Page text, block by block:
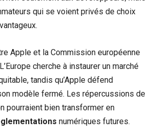
qui se voient privés de choix
Apple et la Commission européenne
cherche à instaurer un marché
tandis qu’Apple défend
modèle fermé. Les répercussions de
pourraient bien transformer en
numériques futures.